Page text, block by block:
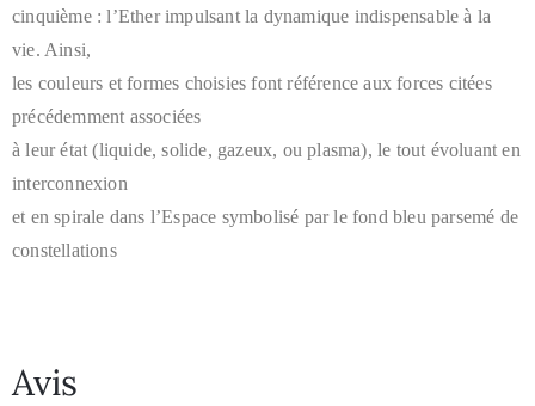
cinquième : l’Ether impulsant la dynamique indispensable à la
vie. Ainsi,
les couleurs et formes choisies font référence aux forces citées
précédemment associées
à leur état (liquide, solide, gazeux, ou plasma), le tout évoluant en
interconnexion
et en spirale dans l’Espace symbolisé par le fond bleu parsemé de
constellations
Avis